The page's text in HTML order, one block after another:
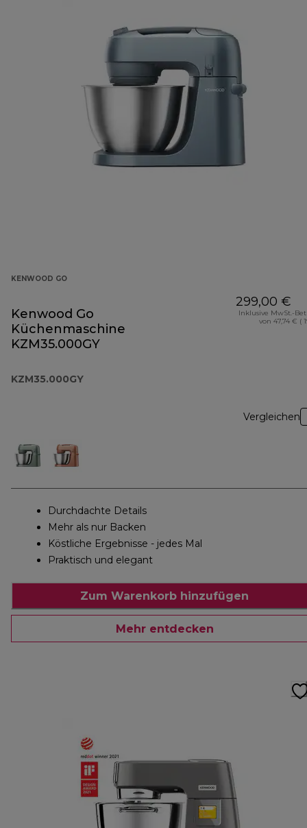
KENWOOD GO
Kenwood Go
Küchenmaschine
KZM35.000GY
KZM35.000GY
299,00 €
Inklusive MwSt.-
von 47,74 € (
Vergleichen
Durchdachte Details
Mehr als nur Backen
Köstliche Ergebnisse - jedes Mal
Praktisch und elegant
Zum Warenkorb hinzufügen
Mehr entdecken